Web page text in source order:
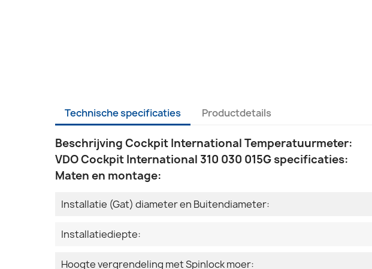
Technische specificaties Productdetails
Beschrijving Cockpit International Temperatuurmeter:
VDO Cockpit International 310 030 015G specificaties:
Maten en montage:
Installatie (Gat) diameter en Buitendiameter:
Installatiediepte:
Hoogte vergrendeling met Spinlock moer: